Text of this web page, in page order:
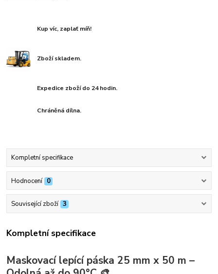
Kup víc, zaplať míň!
Zboží skladem.
Expedice zboží do 24 hodin.
Chráněná dílna.
Kompletní specifikace
Hodnocení 0
Související zboží 3
Kompletní specifikace
Maskovací lepící páska 25 mm x 50 m –